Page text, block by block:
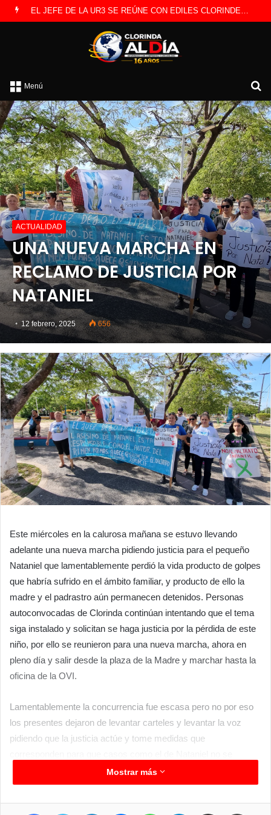
EL JEFE DE LA UR3 SE REÚNE CON EDILES CLORINDENSES
Menú
ACTUALIDAD
UNA NUEVA MARCHA EN
RECLAMO DE JUSTICIA POR
NATANIEL
12 febrero, 2025 656
Este miércoles en la calurosa mañana se estuvo llevando
adelante una nueva marcha pidiendo justicia para el pequeño
Nataniel que lamentablemente perdió la vida producto de golpes
que habría sufrido en el ámbito familiar, y producto de ello la
madre y el padrastro aún permanecen detenidos. Personas
autoconvocadas de Clorinda continúan intentando que el tema
siga instalado y solicitan se haga justicia por la pérdida de este
niño, por ello se reunieron para una nueva marcha, ahora en
pleno día y salir desde la plaza de la Madre y marchar hasta la
oficina de la OVI.
Lamentablemente la concurrencia fue escasa pero no por eso
los presentes dejaron de levantar carteles y levantar la voz
pidiendo que la justicia actúe y tome medidas que
vuelvan a repetir, aunque tristemente si existen muchos casos
de este tipo.
Mostrar más